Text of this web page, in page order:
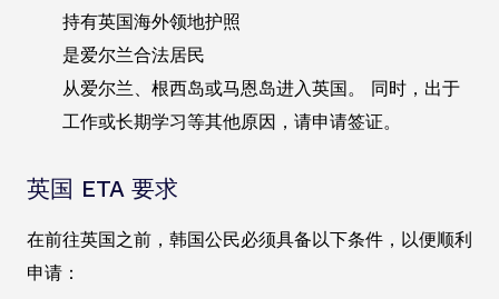
持有英国海外领地护照
是爱尔兰合法居民
从爱尔兰、根西岛或马恩岛进入英国。 同时，出于
工作或长期学习等其他原因，请申请签证。
英国 ETA 要求
在前往英国之前，韩国公民必须具备以下条件，以便顺利
申请：